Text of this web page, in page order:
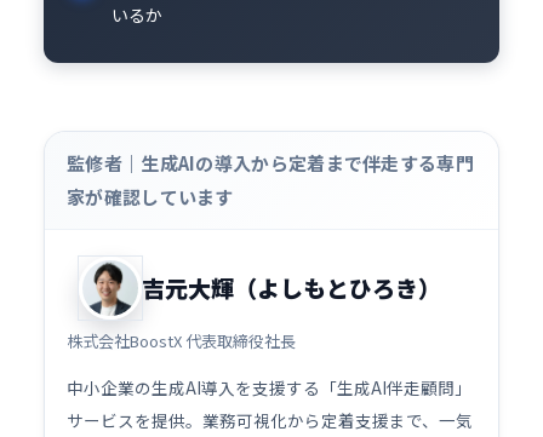
いるか
監修者｜生成AIの導入から定着まで伴走する専門
家が確認しています
吉元大輝（よしもとひろき）
株式会社BoostX 代表取締役社長
中小企業の生成AI導入を支援する「生成AI伴走顧問」
サービスを提供。業務可視化から定着支援まで、一気